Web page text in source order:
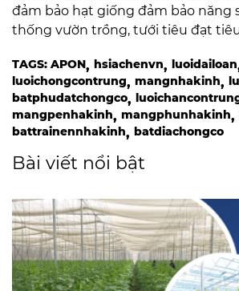
đảm bảo hạt giống đảm bảo năng
thống vườn trồng, tưới tiêu đạt
TAGS: APON hsiachenvn
luoidailoan
luoichongcontrung
mangnhakinh
batphudatchongco
mangpenhakinh
mangphunhakinh
battrainennhakinh
batdiachongco
Bài viết nổi bật